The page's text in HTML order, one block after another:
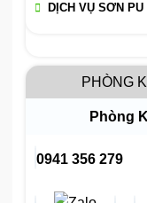
DỊCH VỤ SƠN PU
PHÒNG
Phòng
0941 356 279